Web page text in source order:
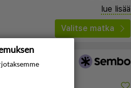
lue lisää
Valitse matka